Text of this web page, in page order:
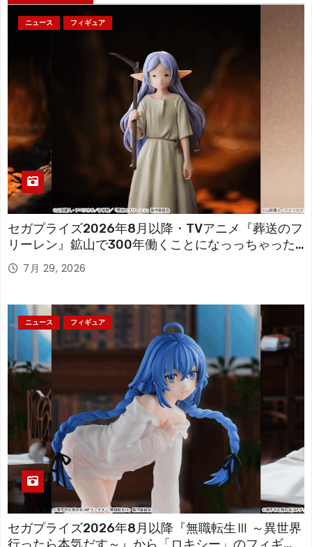
ニュース フィギュア
セガプライズ2026年8月以降・TVアニメ『葬送のフ
リーレン』鉱山で300年働くことになっっちゃった
「フリーレン」を立体化！
7月 29, 2026
ニュース フィギュア
セガプライズ2026年8月以降『無職転生Ⅲ ～異世界